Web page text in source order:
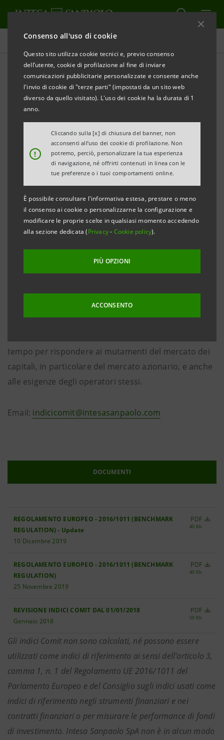
Consenso all'uso di cookie
Questo sito utilizza cookie tecnici e, previo consenso
dell’utente, cookie di profilazione al fine di inviare
comunicazioni pubblicitarie personalizzate e consente anche
l'invio di cookie di "terze parti" (impostati da un sito web
diverso da quello visitato). L'uso dei cookie ha la durata di 1
anno.
!
Cliccando sulla [x] di chiusura del banner, non
acconsenti all’uso dei cookie di profilazione. Non
potremo, perciò, personalizzare la tua esperienza
di navigazione, né offrirti contenuti in linea con le
tue preferenze o i tuoi comportamenti online.
È possibile consultare l'informativa estesa, prestare o meno
il consenso ai cookie o personalizzarne la configurazione e
modificare le proprie scelte in qualsiasi momento accedendo
alla sezione dedicata (Privacy- Cookie policy).
PIÙ OPZIONI
ACCONSENTO
Research Department
Indici Comit
STAMPA
Gli Indici Comit costituiscono gli indicatori di
riferimento per osservare l'andamento della Borsa
Valori di Milano.
Gli indici generali che permettono tale osservazione
sono denominati Globali (con base di riferimento
vengono calcolati sette indici di settore: bancario,
finanziario, assicurativo, telecomunicazioni e servizi,
quest'ultimo scomposto in ulteriori nove subsettori.
tempo per rispondere ai mutamenti del mercato dei
capitali, in particolare del mercato azionario, e anche
alle esigenze degli operatori stessi.
Email: indicicomit@intesasanpaolo.com
DOCUMENTI
REGOLAMENTO EUROPEO - 2016/1011 (BENCHMARK
REGULATION) - Update
10 Dicembre 2019
PDF
40 Kb
REGOLAMENTO EUROPEO - 2016/1011 (BENCHMARK
REGULATION)
25 Novembre 2019
PDF
40 Kb
REVISIONE INDICI COMIT DAL 01/01/2018
Gennaio 2018
PDF
50 Kb
Gli indici Comit non sono calcolati, né possono essere
utilizzati come indici di riferimento ai sensi dell'articolo 3,
comma 1, n. 1 del Regolamento UE 2016/1011 del
Parlamento Europeo e del Consiglio sugli indici usati come
indici di riferimento negli strumenti finanziari e nei
contratti finanziari o per misurare le performance di fondi
di investimento. Intesa Sanpaolo SpA non è in alcun modo